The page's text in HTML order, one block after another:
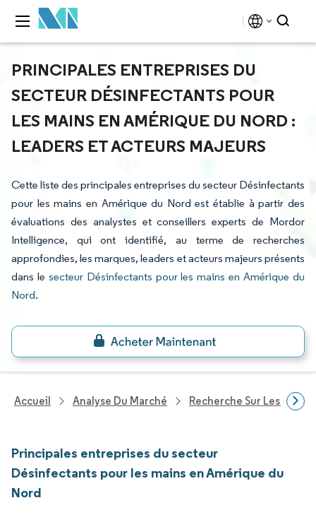
PRINCIPALES ENTREPRISES DU
SECTEUR DÉSINFECTANTS POUR
LES MAINS EN AMÉRIQUE DU NORD :
LEADERS ET ACTEURS MAJEURS
Cette liste des principales entreprises du secteur Désinfectants
pour les mains en Amérique du Nord est établie à partir des
évaluations des analystes et conseillers experts de Mordor
Intelligence, qui ont identifié, au terme de recherches
approfondies, les marques, leaders et acteurs majeurs présents
dans le secteur Désinfectants pour les mains en Amérique du
Nord.
Accueil Analyse Du Marché Recherche Sur Les
Principales entreprises du secteur
Désinfectants pour les mains en Amérique du
Nord